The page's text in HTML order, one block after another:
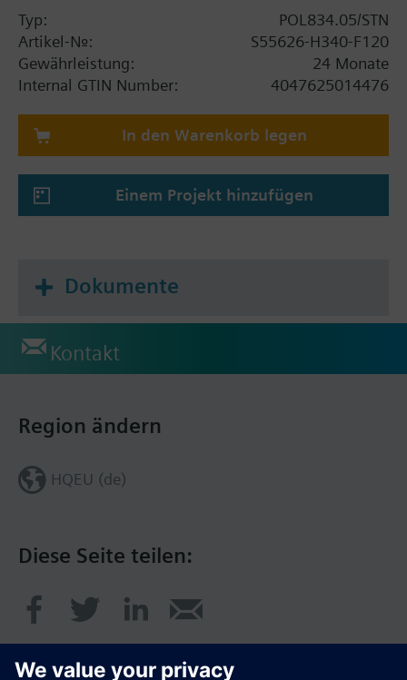
Komfortbedingungen ist sehr intuitiv
Typ:
POL834.05/STN
Artikel-Nr.:
S55626-H340-F120
Gewährleistung:
24 Monate
Internal GTIN Number:
4047625014476
In den Warenkorb legen
Einem Projekt hinzufügen
Dokumente
Kontakt
Diese Seite teilen:
Region ändern
HQEU (de)